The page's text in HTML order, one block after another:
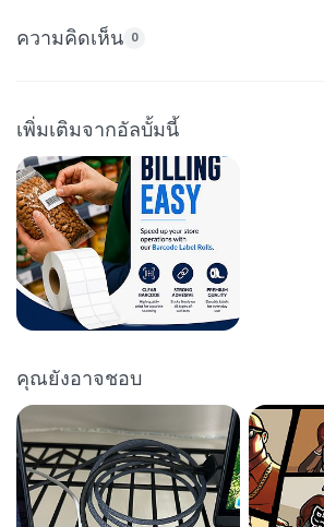
ความคิดเห็น 0
เพิ่มเติมจากอัลบั้มนี้
คุณยังอาจชอบ